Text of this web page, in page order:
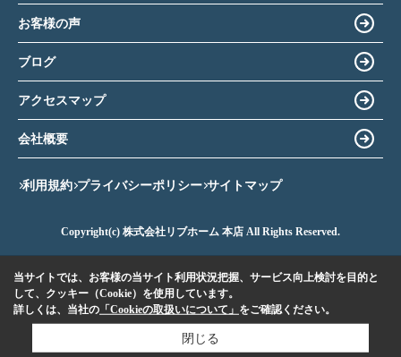
お客様の声
ブログ
アクセスマップ
会社概要
利用規約 プライバシーポリシー サイトマップ
Copyright(c) 株式会社リブホーム 本店 All Rights Reserved.
当サイトでは、お客様の当サイト利用状況把握、サービス向上検討を目的と
して、クッキー（Cookie）を使用しています。
詳しくは、当社の 「Cookieの取扱いについて」 をご確認ください。
閉じる